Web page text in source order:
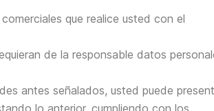
que realice usted con el
de la responsable datos
antes señalados, usted puede
lo anterior, cumpliendo con los